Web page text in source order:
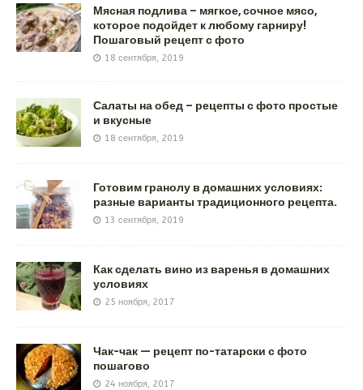
Мясная подлива – мягкое, сочное мясо,
которое подойдет к любому гарниру!
Пошаговый рецепт с фото
18 сентября, 2019
Салаты на обед – рецепты с фото простые
и вкусные
18 сентября, 2019
Готовим гранолу в домашних условиях:
разные варианты традиционного рецепта.
13 сентября, 2019
Как сделать вино из варенья в домашних
условиях
25 ноября, 2017
Чак-чак — рецепт по-татарски с фото
пошагово
24 ноября, 2017